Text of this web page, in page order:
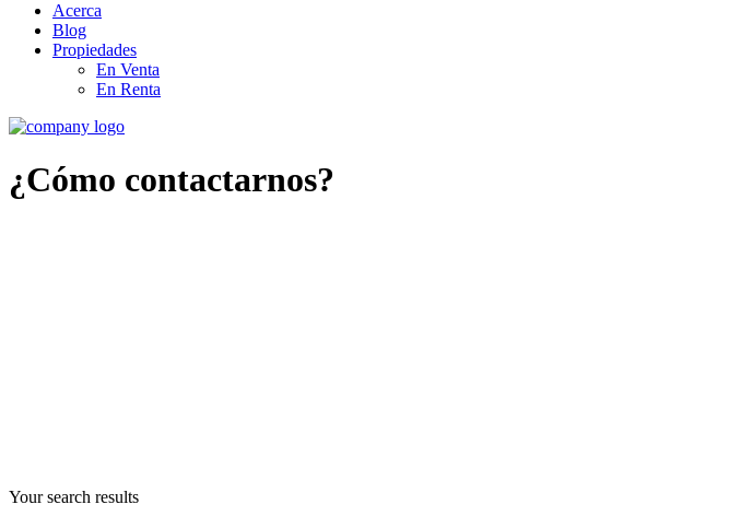
Acerca
Blog
Propiedades
En Venta
En Renta
¿Cómo contactarnos?
Your search results